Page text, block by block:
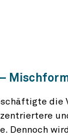
Dennoch